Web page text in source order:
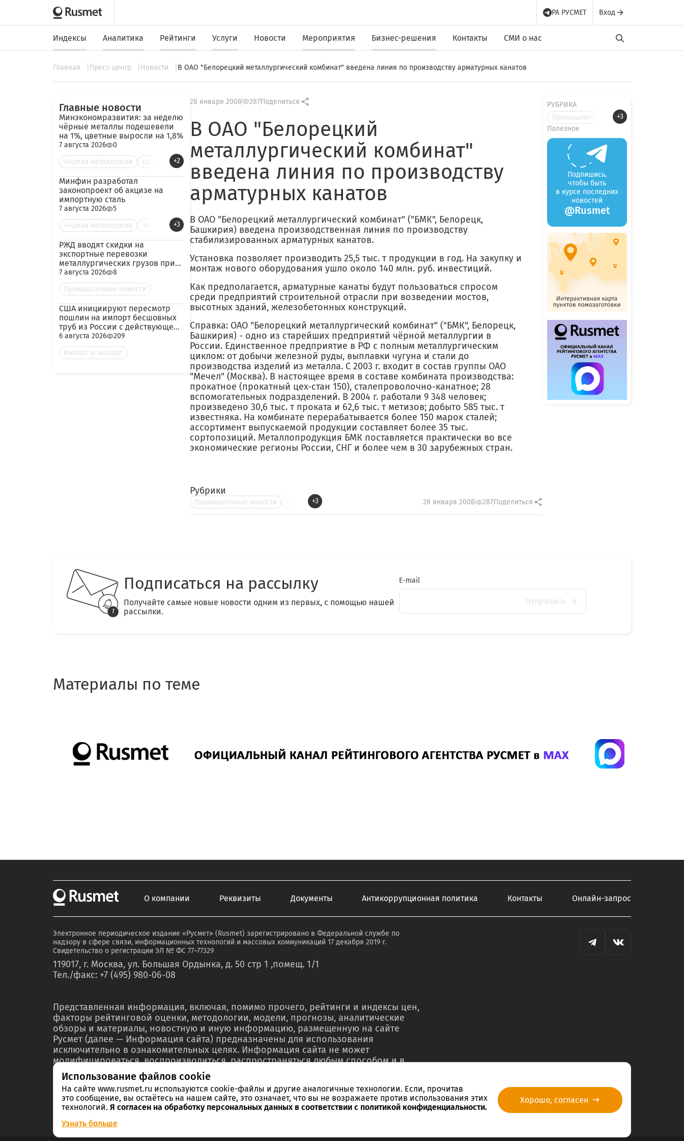
РА РУСМЕТ Вход
Индексы Аналитика Рейтинги Услуги Новости Мероприятия Бизнес-решения Контакты СМИ о нас
Главная Пресс-центр Новости В ОАО "Белорецкий металлургический комбинат" введена линия по производству арматурных канатов
Главные новости
Минэкономразвития: за неделю
чёрные металлы подешевели
на 1%, цветные выросли на 1,8%
7 августа 2026
0
Черная металлургия
Цве +2
Минфин разработал
законопроект об акцизе на
импортную сталь
7 августа 2026
5
Черная металлургия
Зак +3
РЖД вводят скидки на
экспортные перевозки
металлургических грузов при
гарантированных объёмах
7 августа 2026
8
Промышленные новости
США инициируют пересмотр
пошлин на импорт бесшовных
труб из России с действующей
ставкой 209,72%
6 августа 2026
209
Импорт и экспорт
28 января 2008 287Поделиться
В ОАО "Белорецкий
металлургический комбинат"
введена линия по производству
арматурных канатов
В ОАО "Белорецкий металлургический комбинат" ("БМК", Белорецк,
Башкирия) введена производственная линия по производству
стабилизированных арматурных канатов.
Установка позволяет производить 25,5 тыс. т продукции в год. На закупку и
монтаж нового оборудования ушло около 140 млн. руб. инвестиций.
Как предполагается, арматурные канаты будут пользоваться спросом
среди предприятий строительной отрасли при возведении мостов,
высотных зданий, железобетонных конструкций.
Справка: ОАО "Белорецкий металлургический комбинат" ("БМК", Белорецк,
Башкирия) - одно из старейших предприятий чёрной металлургии в
России. Единственное предприятие в РФ с полным металлургическим
циклом: от добычи железной руды, выплавки чугуна и стали до
производства изделий из металла. С 2003 г. входит в состав группы ОАО
"Мечел" (Москва). В настоящее время в составе комбината производства:
прокатное (прокатный цех-стан 150), сталепроволочно-канатное; 28
вспомогательных подразделений. В 2004 г. работали 9 348 человек;
произведено 30,6 тыс. т проката и 62,6 тыс. т метизов; добыто 585 тыс. т
известняка. На комбинате перерабатывается более 150 марок сталей;
ассортимент выпускаемой продукции составляет более 35 тыс.
сортопозиций. Металлопродукция БМК поставляется практически во все
экономические регионы России, СНГ и более чем в 30 зарубежных стран.
Рубрики
Промышленные новости +3 28 января 2008 287Поделиться
РУБРИКА
Промышленные новости
+3
Полезное
Подпишись,
чтобы быть
в курсе последних
новостей
@Rusmet
Подписаться на рассылку
Получайте самые новые новости одним из первых, с помощью нашей
рассылки.
E-mail
Отправить
Материалы по теме
О компании Реквизиты Документы Антикоррупционная политика Контакты Онлайн-запрос
Электронное периодическое издание «Русмет» (Rusmet) зарегистрировано в Федеральной службе по
надзору в сфере связи, информационных технологий и массовых коммуникаций 17 декабря 2019 г.
Свидетельство о регистрации ЭЛ № ФС 77–77329
119017, г. Москва, ул. Большая Ордынка, д. 50 стр 1 ,помещ. 1/1
Тел./факс: +7 (495) 980-06-08
Представленная информация, включая, помимо прочего, рейтинги и индексы цен,
факторы рейтинговой оценки, методологии, модели, прогнозы, аналитические
обзоры и материалы, новостную и иную информацию, размещенную на сайте
Русмет (далее — Информация сайта) предназначены для использования
исключительно в ознакомительных целях. Информация сайта не может
модифицироваться, воспроизводиться, распространяться любым способом и в
любой форме ни полностью, ни частично в рекламных материалах, в рамках
мероприятий по связям с общественностью, в сводках новостей, в коммерческих
материалах или отчетах без предварительного письменного согласия со стороны
правообладателя – ООО «РА Русмет» и ссылки на источник. Использование
Информации в нарушение указанных требований и в незаконных целях запрещено.
Использование файлов cookie
На сайте www.rusmet.ru используются cookie-файлы и другие аналогичные технологии. Если, прочитав
это сообщение, вы остаётесь на нашем сайте, это означает, что вы не возражаете против использования этих
технологий. Я согласен на обработку персональных данных в соответствии с политикой конфиденциальности.
Узнать больше
Хорошо, согласен